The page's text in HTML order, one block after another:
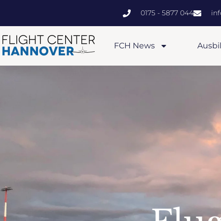
0175 - 5877 044
FCH News